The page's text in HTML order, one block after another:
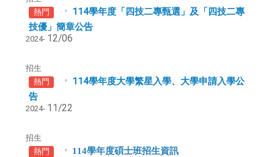
熱門
114學年度「四技二專甄選」及「四技二專
技優」簡章公告
2024- 12/06
招生
熱門
114學年度大學繁星入學、大學申請入學公
告
2024- 11/22
招生
熱門
114學年度碩士班招生資訊